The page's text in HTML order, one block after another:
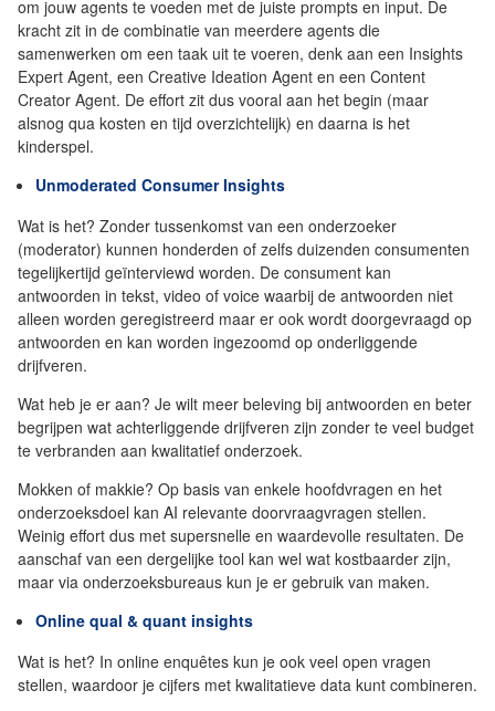
om jouw agents te voeden met de juiste prompts en input. De
kracht zit in de combinatie van meerdere agents die
samenwerken om een taak uit te voeren, denk aan een Insights
Expert Agent, een Creative Ideation Agent en een Content
Creator Agent. De effort zit dus vooral aan het begin (maar
alsnog qua kosten en tijd overzichtelijk) en daarna is het
kinderspel.
Unmoderated Consumer Insights
Wat is het? Zonder tussenkomst van een onderzoeker
(moderator) kunnen honderden of zelfs duizenden consumenten
tegelijkertijd geïnterviewd worden. De consument kan
antwoorden in tekst, video of voice waarbij de antwoorden niet
alleen worden geregistreerd maar er ook wordt doorgevraagd op
antwoorden en kan worden ingezoomd op onderliggende
drijfveren.
Wat heb je er aan? Je wilt meer beleving bij antwoorden en beter
begrijpen wat achterliggende drijfveren zijn zonder te veel budget
te verbranden aan kwalitatief onderzoek.
Mokken of makkie? Op basis van enkele hoofdvragen en het
onderzoeksdoel kan AI relevante doorvraagvragen stellen.
Weinig effort dus met supersnelle en waardevolle resultaten. De
aanschaf van een dergelijke tool kan wel wat kostbaarder zijn,
maar via onderzoeksbureaus kun je er gebruik van maken.
Online qual & quant insights
Wat is het? In online enquêtes kun je ook veel open vragen
stellen, waardoor je cijfers met kwalitatieve data kunt combineren.